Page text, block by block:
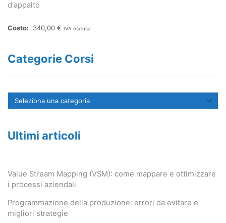
d'appalto
340,00 € IVA esclusa
Categorie Corsi
Ultimi articoli
Value Stream Mapping (VSM): come mappare e ottimizzare
i processi aziendali
Programmazione della produzione: errori da evitare e
migliori strategie